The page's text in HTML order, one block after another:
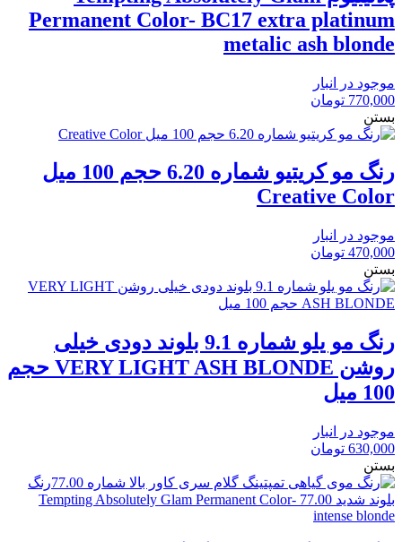
Permanent Color- BC17 extra platinum
metalic ash blonde
موجود در انبار
770,000 تومان
بستن
رنگ مو کریتیو شماره 6.20 حجم 100 میل
Creative Color
موجود در انبار
470,000 تومان
بستن
رنگ مو یلو شماره 9.1 بلوند دودی خیلی
روشن VERY LIGHT ASH BLONDE حجم
100 میل
موجود در انبار
630,000 تومان
بستن